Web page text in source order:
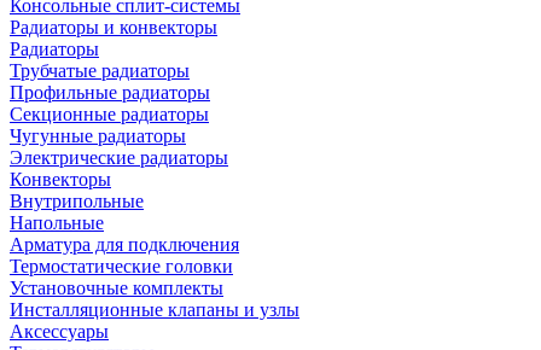
Консольные сплит-системы
Радиаторы и конвекторы
Радиаторы
Трубчатые радиаторы
Профильные радиаторы
Секционные радиаторы
Чугунные радиаторы
Электрические радиаторы
Конвекторы
Внутрипольные
Напольные
Арматура для подключения
Термостатические головки
Установочные комплекты
Инсталляционные клапаны и узлы
Аксессуары